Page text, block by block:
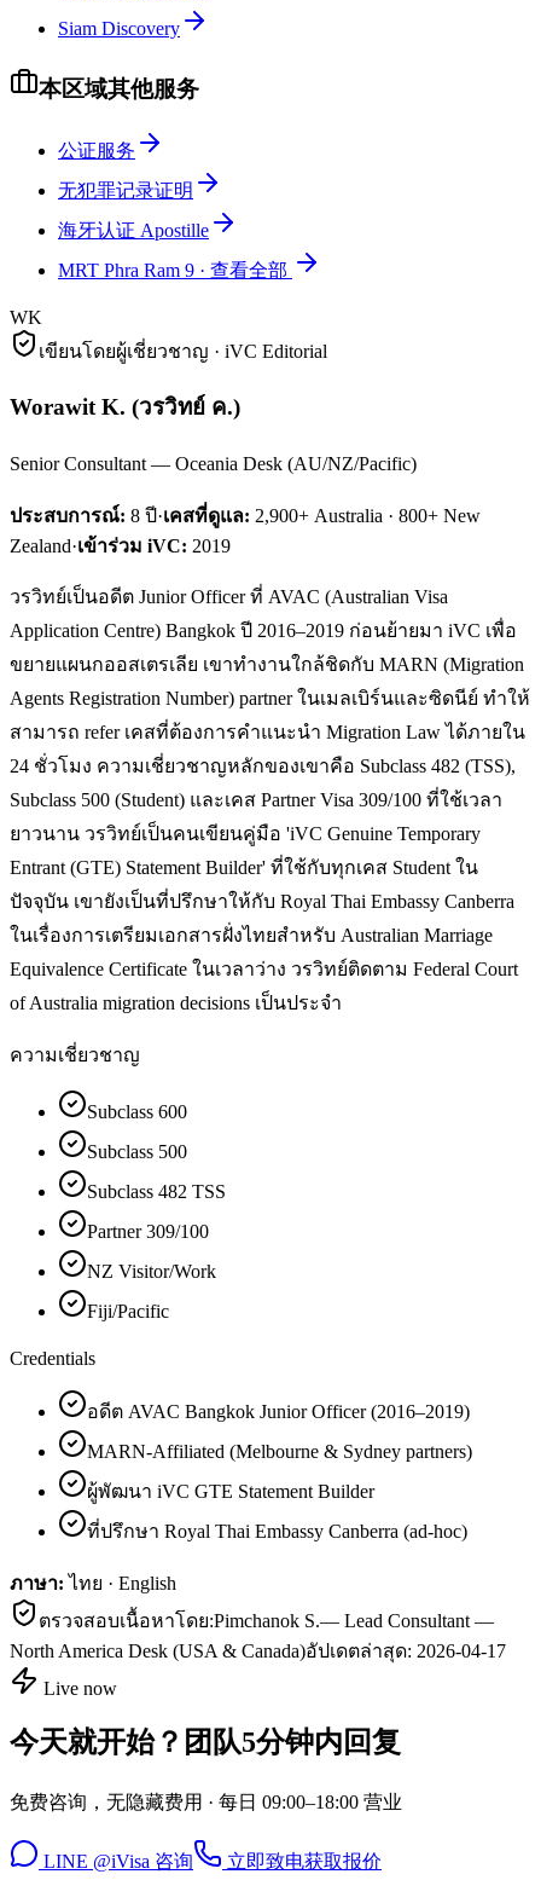
Siam Discovery
本区域其他服务
公证服务
无犯罪记录证明
海牙认证 Apostille
MRT Phra Ram 9 · 查看全部
WK
เขียนโดยผู้เชี่ยวชาญ · iVC Editorial
Worawit K. (วรวิทย์ ค.)
Senior Consultant — Oceania Desk (AU/NZ/Pacific)
ประสบการณ์: 8 ปี·เคสที่ดูแล: 2,900+ Australia · 800+ New
Zealand·เข้าร่วม iVC: 2019
วรวิทย์เป็นอดีต Junior Officer ที่ AVAC (Australian Visa
Application Centre) Bangkok ปี 2016–2019 ก่อนย้ายมา iVC เพื่อ
ขยายแผนกออสเตรเลีย เขาทำงานใกล้ชิดกับ MARN (Migration
Agents Registration Number) partner ในเมลเบิร์นและซิดนีย์ ทำให้
สามารถ refer เคสที่ต้องการคำแนะนำ Migration Law ได้ภายใน
24 ชั่วโมง ความเชี่ยวชาญหลักของเขาคือ Subclass 482 (TSS),
Subclass 500 (Student) และเคส Partner Visa 309/100 ที่ใช้เวลา
ยาวนาน วรวิทย์เป็นคนเขียนคู่มือ 'iVC Genuine Temporary
Entrant (GTE) Statement Builder' ที่ใช้กับทุกเคส Student ใน
ปัจจุบัน เขายังเป็นที่ปรึกษาให้กับ Royal Thai Embassy Canberra
ในเรื่องการเตรียมเอกสารฝั่งไทยสำหรับ Australian Marriage
Equivalence Certificate ในเวลาว่าง วรวิทย์ติดตาม Federal Court
of Australia migration decisions เป็นประจำ
ความเชี่ยวชาญ
Subclass 600
Subclass 500
Subclass 482 TSS
Partner 309/100
NZ Visitor/Work
Fiji/Pacific
Credentials
อดีต AVAC Bangkok Junior Officer (2016–2019)
MARN-Affiliated (Melbourne & Sydney partners)
ผู้พัฒนา iVC GTE Statement Builder
ที่ปรึกษา Royal Thai Embassy Canberra (ad-hoc)
ภาษา: ไทย · English
ตรวจสอบเนื้อหาโดย:Pimchanok S.— Lead Consultant —
North America Desk (USA & Canada)อัปเดตล่าสุด: 2026-04-17
Live now
今天就开始？团队5分钟内回复
免费咨询，无隐藏费用 · 每日 09:00–18:00 营业
LINE @iVisa 咨询 立即致电获取报价